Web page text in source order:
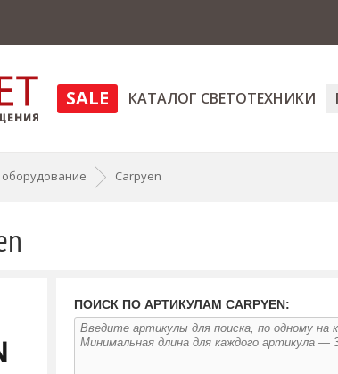
SALE КАТАЛОГ СВЕТОТЕХНИКИ
Carpyen
ПОИСК ПО АРТИКУЛАМ CARPYEN: